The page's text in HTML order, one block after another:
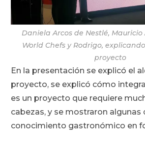
Daniela Arcos de Nestlé,
World Chefs y Rodrigo,
proyecto
En la presentación se explicó el
proyecto, se explicó cómo
es un proyecto que requiere
cabezas, y se mostraron algunas
conocimiento gastronómico en